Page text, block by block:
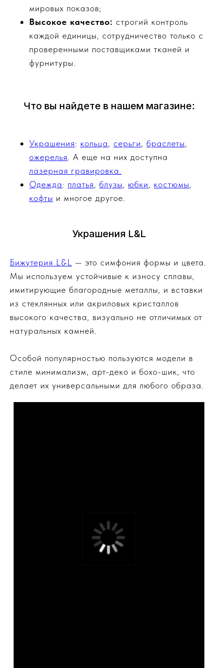
мировых показов;
Высокое качество: строгий контроль
каждой единицы, сотрудничество только с
проверенными поставщиками тканей и
фурнитуры.
Что вы найдете в нашем магазине:
Украшения: кольца, серьги, браслеты,
ожерелья . А еще на них доступна
лазерная гравировка.
Одежда: платья, блузы, юбки, костюмы,
кофты и многое другое.
Украшения L&L
Бижутерия L&L
— это симфония формы и цвета.
Мы используем устойчивые к износу сплавы,
имитирующие благородные металлы, и вставки
из стеклянных или акриловых кристаллов
высокого качества, визуально не отличимых от
натуральных камней.
Особой популярностью пользуются модели в
стиле минимализм, арт-деко и бохо-шик, что
делает их универсальными для любого образа.